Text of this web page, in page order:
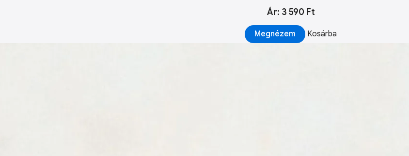
Ár: 3 590 Ft
Megnézem Kosárba